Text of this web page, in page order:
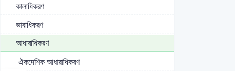
কালাধিকরণ
ভাবাধিকরণ
আধারাধিকরণ
ঐকদেশিক আধারাধিকরণ